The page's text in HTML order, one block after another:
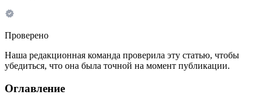
Проверено
Наша редакционная команда проверила эту статью, чтобы
убедиться, что она была точной на момент публикации.
Оглавление